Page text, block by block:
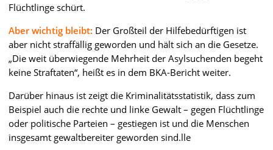
Flüchtlinge schürt.
Aber wichtig bleibt: Der Großteil der Hilfebedürftigen ist
aber nicht straffällig geworden und hält sich an die Gesetze.
„Die weit überwiegende Mehrheit der Asylsuchenden begeht
keine Straftaten“, heißt es in dem BKA-Bericht weiter.
Darüber hinaus ist zeigt die Kriminalitätsstatistik, dass zum
Beispiel auch die rechte und linke Gewalt – gegen Flüchtlinge
oder politische Parteien – gestiegen ist und die Menschen
insgesamt gewaltbereiter geworden sind.lle